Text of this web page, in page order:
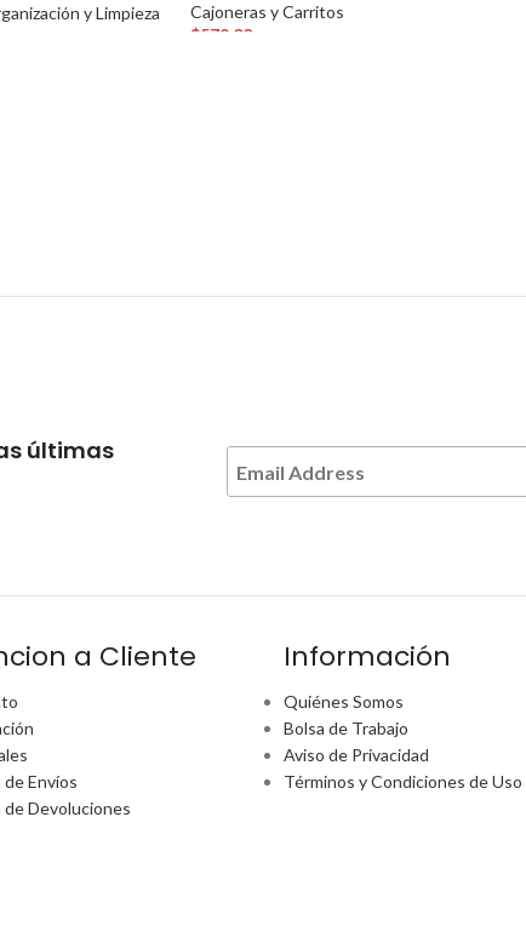
y Limpieza
Cajoneras y Carritos
$579.00
últimas
a Cliente
Envíos
de Devoluciones
Información
Quiénes Somos
Bolsa de Trabajo
Aviso de Privacidad
Términos y Condiciones de Uso